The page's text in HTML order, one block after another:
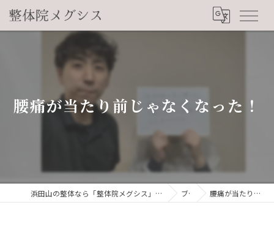
腰痛が当たり前じゃなくなった！
浜田山の整体なら「整体院メグシス」肩こり・腰痛・自律神経の悩みを睡眠から改善 ブログ 腰痛が当たり前じゃなくなった！